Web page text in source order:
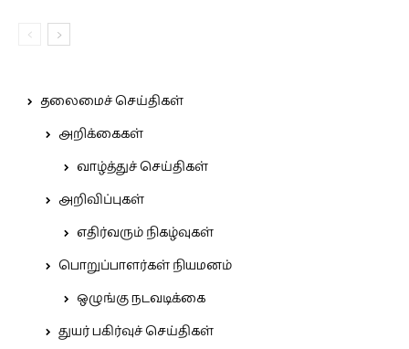
தலைமைச் செய்திகள்
அறிக்கைகள்
வாழ்த்துச் செய்திகள்
அறிவிப்புகள்
எதிர்வரும் நிகழ்வுகள்
பொறுப்பாளர்கள் நியமனம்
ஒழுங்கு நடவடிக்கை
துயர் பகிர்வுச் செய்திகள்